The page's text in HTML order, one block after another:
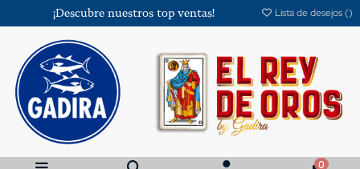
¡Descubre nuestros top ventas! Lista de desejos ()
0